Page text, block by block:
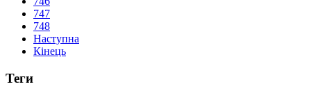
747
748
Наступна
Кінець
Теги